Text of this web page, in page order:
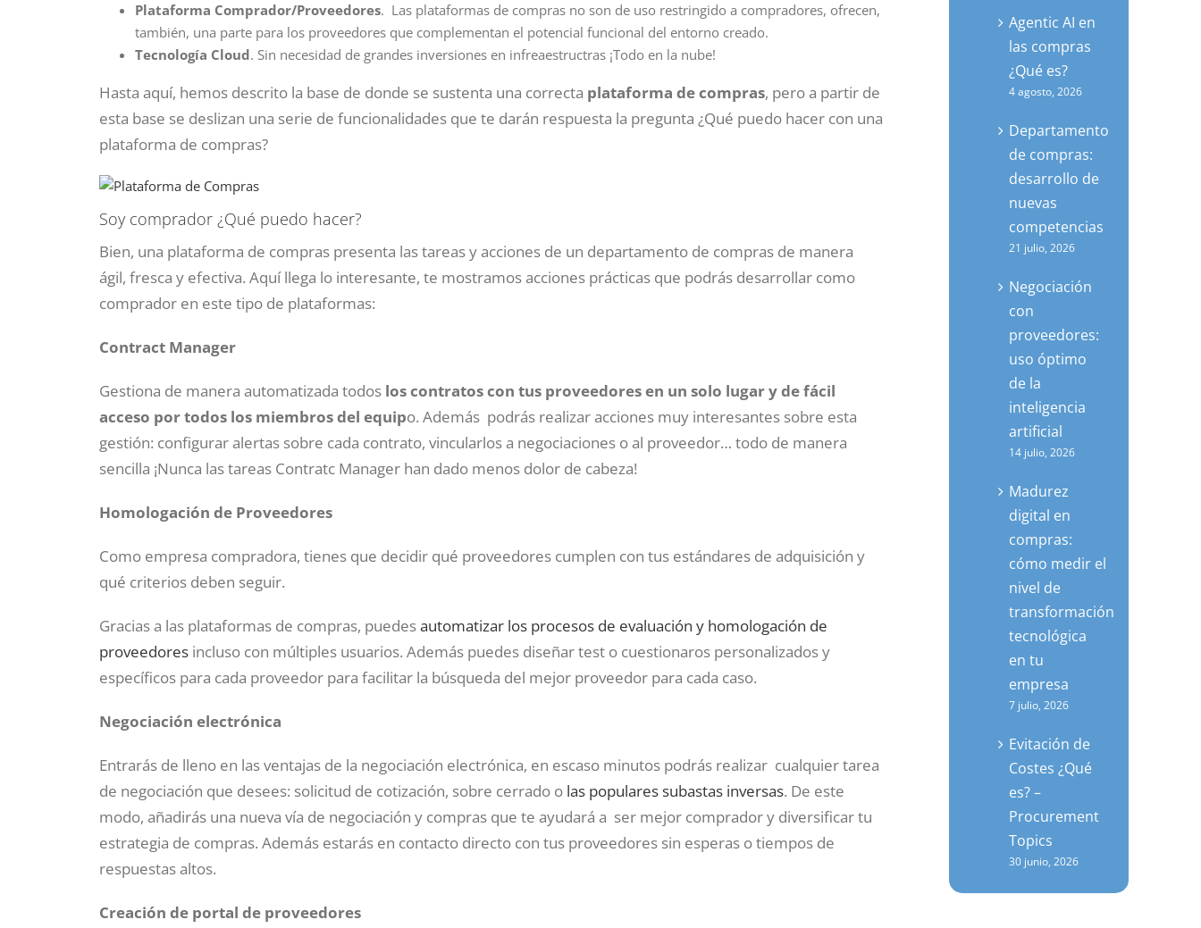
Plataforma Comprador/Proveedores. Las plataformas de compras no son de uso restringido a compradores, ofrecen,
también, una parte para los proveedores que complementan el potencial funcional del entorno creado.
Tecnología Cloud. Sin necesidad de grandes inversiones en infreaestructras ¡Todo en la nube!
Hasta aquí, hemos descrito la base de donde se sustenta una correcta plataforma de compras, pero a partir de
esta base se deslizan una serie de funcionalidades que te darán respuesta la pregunta ¿Qué puedo hacer con una
plataforma de compras?
Soy comprador ¿Qué puedo hacer?
Bien, una plataforma de compras presenta las tareas y acciones de un departamento de compras de manera
ágil, fresca y efectiva. Aquí llega lo interesante, te mostramos acciones prácticas que podrás desarrollar como
comprador en este tipo de plataformas:
Contract Manager
Gestiona de manera automatizada todos los contratos con tus proveedores en un solo lugar y de fácil
acceso por todos los miembros del equipo. Además podrás realizar acciones muy interesantes sobre esta
gestión: configurar alertas sobre cada contrato, vincularlos a negociaciones o al proveedor… todo de manera
sencilla ¡Nunca las tareas Contratc Manager han dado menos dolor de cabeza!
Homologación de Proveedores
Como empresa compradora, tienes que decidir qué proveedores cumplen con tus estándares de adquisición y
qué criterios deben seguir.
Gracias a las plataformas de compras, puedesautomatizar los procesos de evaluación y homologación de
proveedores incluso con múltiples usuarios. Además puedes diseñar test o cuestionaros personalizados y
específicos para cada proveedor para facilitar la búsqueda del mejor proveedor para cada caso.
Negociación electrónica
Entrarás de lleno en las ventajas de la negociación electrónica, en escaso minutos podrás realizar cualquier tarea
de negociación que desees: solicitud de cotización, sobre cerrado o las populares subastas inversas. De este
modo, añadirás una nueva vía de negociación y compras que te ayudará a ser mejor comprador y diversificar tu
estrategia de compras. Además estarás en contacto directo con tus proveedores sin esperas o tiempos de
respuestas altos.
Creación de portal de proveedores
Agentic AI en
las compras
¿Qué es?
4 agosto, 2026
Departamento
de compras:
desarrollo de
nuevas
competencias
21 julio, 2026
Negociación
con
proveedores:
uso óptimo
de la
inteligencia
artificial
14 julio, 2026
Madurez
digital en
compras:
cómo medir el
nivel de
transformación
tecnológica
en tu
empresa
7 julio, 2026
Evitación de
Costes ¿Qué
es? –
Procurement
Topics
30 junio, 2026